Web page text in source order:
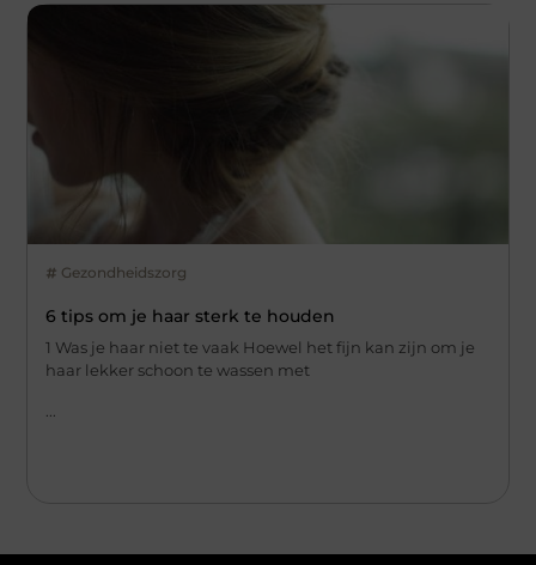
Gezondheidszorg
6 tips om je haar sterk te houden
1 Was je haar niet te vaak Hoewel het fijn kan zijn om je
haar lekker schoon te wassen met